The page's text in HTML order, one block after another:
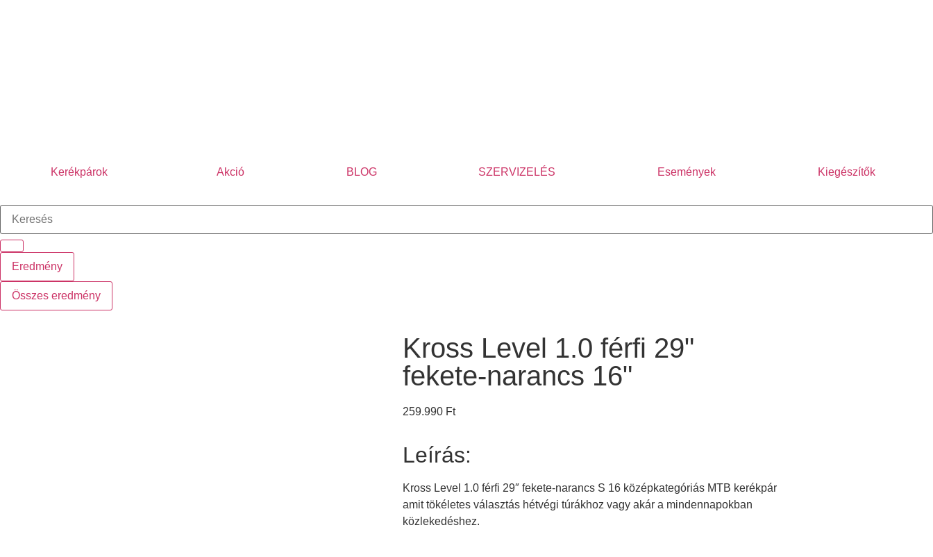
Kerékpárok Akció BLOG SZERVIZELÉS Események Kiegészítők
Eredmény
Összes eredmény
Kross Level 1.0 férfi 29"
fekete-narancs 16"
259.990 Ft
Leírás:
Kross Level 1.0 férfi 29″ fekete-narancs S 16 középkategóriás MTB kerékpár
amit tökéletes választás hétvégi túrákhoz vagy akár a mindennapokban
közlekedéshez.